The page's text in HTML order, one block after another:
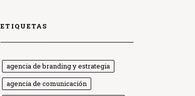
ETIQUETAS
agencia de branding y estrategia
agencia de comunicación